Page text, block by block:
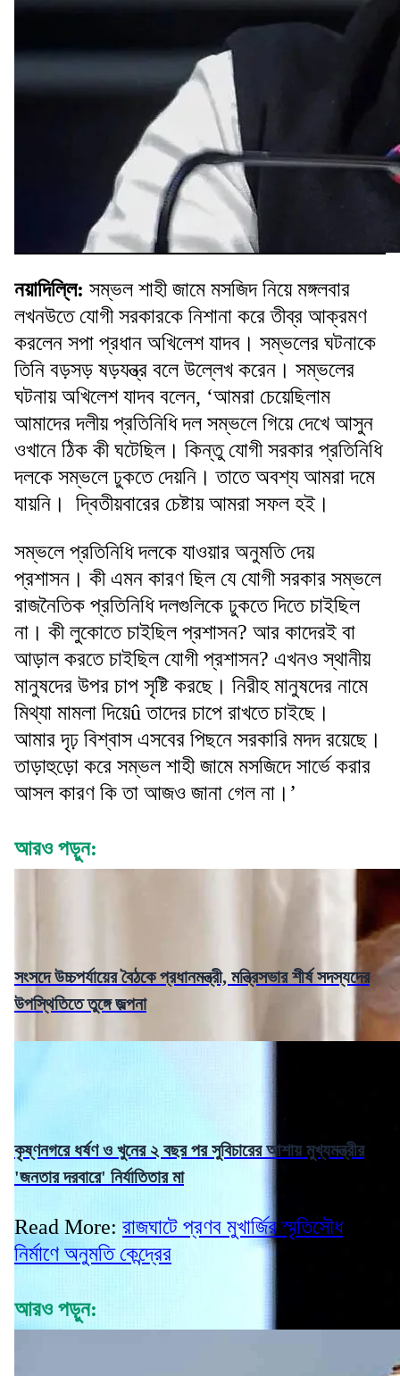
নয়াদিল্লি: সম্ভল শাহী জামে মসজিদ নিয়ে মঙ্গলবার
লখনউতে যোগী সরকারকে নিশানা করে তীব্র আক্রমণ
করলেন সপা প্রধান অখিলেশ যাদব। সম্ভলের ঘটনাকে
তিনি বড়সড় ষড়যন্ত্র বলে উল্লেখ করেন। সম্ভলের
ঘটনায় অখিলেশ যাদব বলেন, ‘আমরা চেয়েছিলাম
আমাদের দলীয় প্রতিনিধি দল সম্ভলে গিয়ে দেখে আসুন
ওখানে ঠিক কী ঘটেছিল। কিন্তু যোগী সরকার প্রতিনিধি
দলকে সম্ভলে ঢুকতে দেয়নি। তাতে অবশ্য আমরা দমে
যায়নি। দ্বিতীয়বারের চেষ্টায় আমরা সফল হই।
সম্ভলে প্রতিনিধি দলকে যাওয়ার অনুমতি দেয়
প্রশাসন। কী এমন কারণ ছিল যে যোগী সরকার সম্ভলে
রাজনৈতিক প্রতিনিধি দলগুলিকে ঢুকতে দিতে চাইছিল
না। কী লুকোতে চাইছিল প্রশাসন? আর কাদেরই বা
আড়াল করতে চাইছিল যোগী প্রশাসন? এখনও স্থানীয়
মানুষদের উপর চাপ সৃষ্টি করছে। নিরীহ মানুষদের নামে
মিথ্যা মামলা দিয়েû তাদের চাপে রাখতে চাইছে।
আমার দৃঢ় বিশ্বাস এসবের পিছনে সরকারি মদদ রয়েছে।
তাড়াহুড়ো করে সম্ভল শাহী জামে মসজিদে সার্ভে করার
আসল কারণ কি তা আজও জানা গেল না।’
আরও পড়ুন:
সংসদে উচ্চপর্যায়ের বৈঠকে প্রধানমন্ত্রী, মন্ত্রিসভার শীর্ষ সদস্যদের
উপস্থিতিতে তুঙ্গে জল্পনা
কৃষ্ণনগরে ধর্ষণ ও খুনের ২ বছর পর সুবিচারের আশায় মুখ্যমন্ত্রীর
'জনতার দরবারে' নির্যাতিতার মা
Read More: রাজঘাটে প্রণব মুখার্জির স্মৃতিসৌধ
নির্মাণে অনুমতি কেন্দ্রের
আরও পড়ুন: